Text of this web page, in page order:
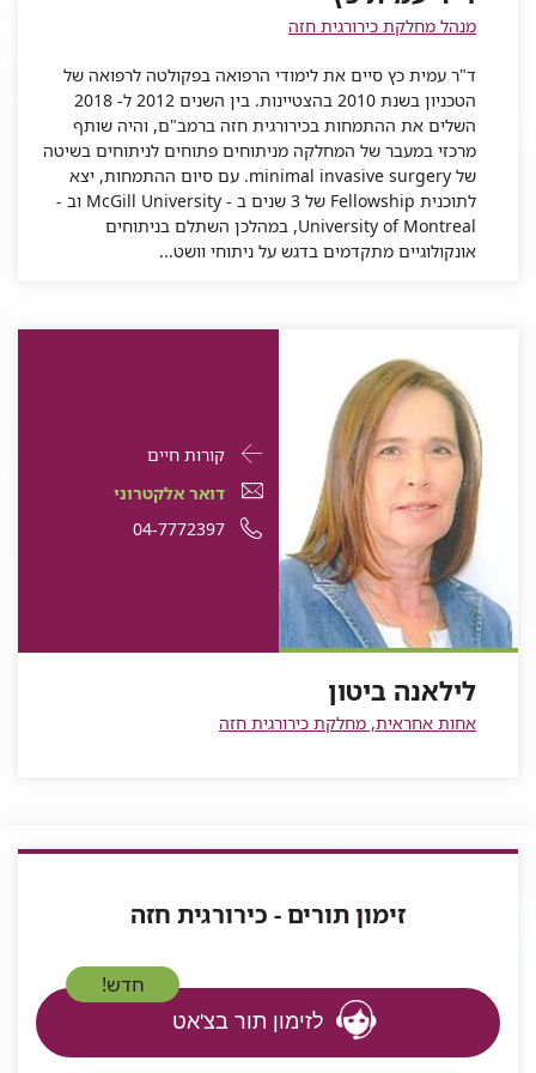
מנהל מחלקת כירורגית חזה
ד"ר עמית כץ סיים את לימודי הרפואה בפקולטה לרפואה של
הטכניון בשנת 2010 בהצטיינות. בין השנים 2012 ל- 2018
השלים את ההתמחות בכירורגית חזה ברמב"ם, והיה שותף
מרכזי במעבר של המחלקה מניתוחים פתוחים לניתוחים בשיטה
של minimal invasive surgery. עם סיום ההתמחות, יצא
לתוכנית Fellowship של 3 שנים ב - McGill University וב -
University of Montreal, במהלכן השתלם בניתוחים
אונקולוגיים מתקדמים בדגש על ניתוחי וושט...
פרטי
התקשרות
עבור
לילאנה
קורות חייםעבור
לילאנה
ביטון
דואר
אלקטרוני
דואר אלקטרוני
מספר
04-7772397
לילאנה ביטון
אחות אחראית, מחלקת כירורגית חזה
זימון תורים - כירורגית חזה
חדש!
לזימון תור בצ'אט